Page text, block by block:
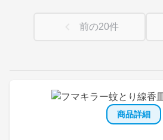
商品詳細
前の20件